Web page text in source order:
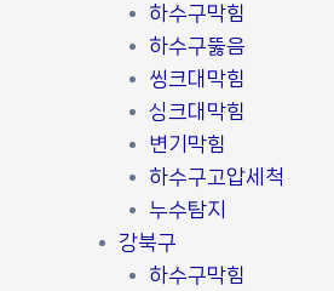
하수구막힘
하수구뚫음
씽크대막힘
싱크대막힘
변기막힘
하수구고압세척
누수탐지
강북구
하수구막힘